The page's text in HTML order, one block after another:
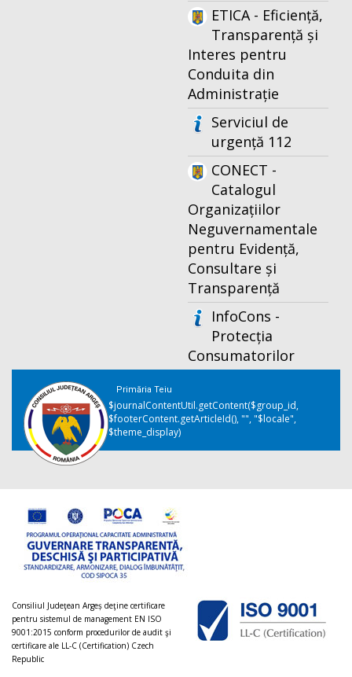
ETICA - Eficiență,
Transparență și
Interes pentru
Conduita din
Administrație
Serviciul de
urgență 112
CONECT -
Catalogul
Organizațiilor
Neguvernamentale
pentru Evidență,
Consultare și
Transparență
InfoCons -
Protecția
Consumatorilor
Primăria Teiu
$journalContentUtil.getContent($group_id,
$footerContent.getArticleId(), "", "$locale",
$theme_display)
Consiliul Judeţean Argeș deţine certificare
pentru sistemul de management EN ISO
9001:2015 conform procedurilor de audit şi
certificare ale LL-C (Certification) Czech
Republic